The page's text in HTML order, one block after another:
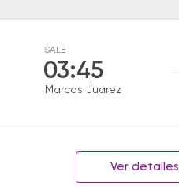
SALE
03:45
Marcos Juarez
Ver detalles